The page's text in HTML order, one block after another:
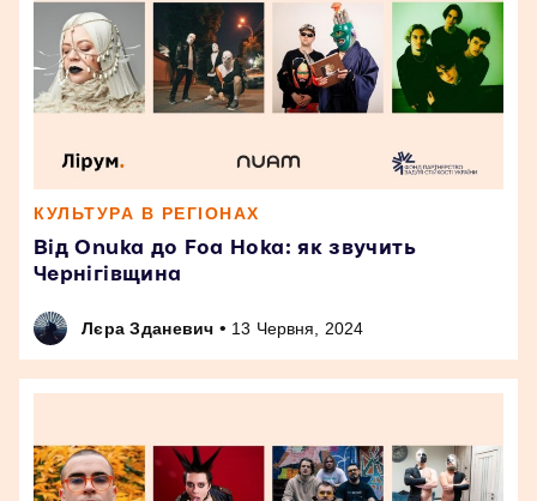
КУЛЬТУРА В РЕГІОНАХ
Від Onuka до Foa Hoka: як звучить
Чернігівщина
Лєра Зданевич • 13 Червня, 2024